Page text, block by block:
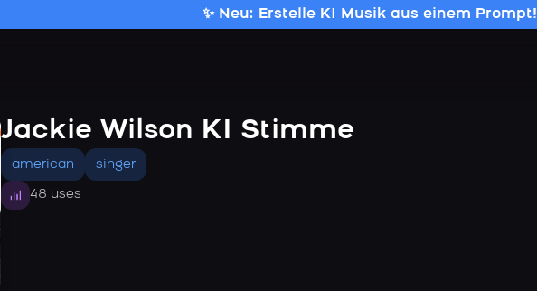
✨ Neu: Erstelle KI Musik aus einem Prompt!
Jackie Wilson KI Stimme
american singer
48 uses